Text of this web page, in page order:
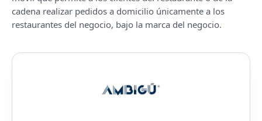
cadena realizar pedidos a domicilio únicamente a los
restaurantes del negocio, bajo la marca del negocio.